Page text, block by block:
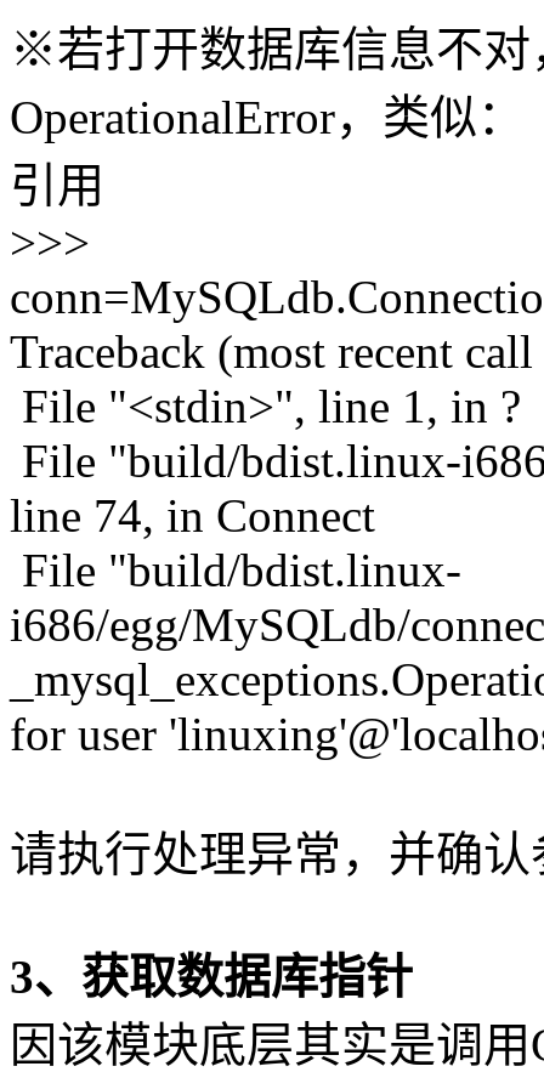
※若打开数据库信息不对
OperationalError，类似：
引用
>>>
Traceback (most recent
File "<stdin>", line 1, in ?
File "build/bdist.linux-
line 74, in Connect
File "build/bdist.linux-
i686/egg/MySQLdb/
for user
请执行处理异常，并确
3、获取数据库指针
因该模块底层其实是调